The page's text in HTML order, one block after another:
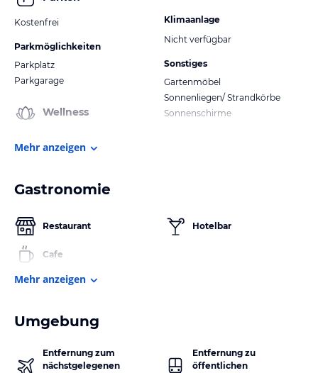
Kostenfrei
Parkmöglichkeiten
Parkplatz
Parkgarage
Wellness
Klimaanlage
Nicht verfügbar
Sonstiges
Gartenmöbel
Sonnenliegen/ Strandkörbe
Sonnenschirme
Mehr anzeigen
Gastronomie
Restaurant
Cafe
Hotelbar
Mehr anzeigen
Umgebung
Entfernung zum
nächstgelegenen
Entfernung zu
öffentlichen